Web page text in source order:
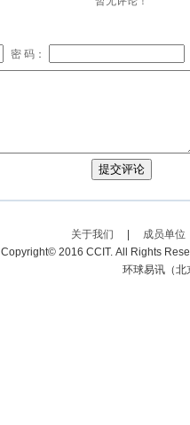
密 码：
关于我们 成员单位
Copyright© 2016 CCIT. All Rights
环球易讯（